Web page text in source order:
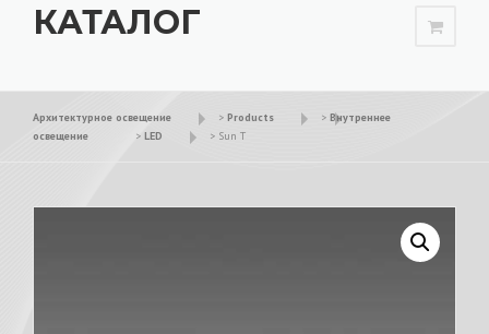
КАТАЛОГ
Архитектурное освещение > Products > Внутреннее
освещение
> LED > Sun T